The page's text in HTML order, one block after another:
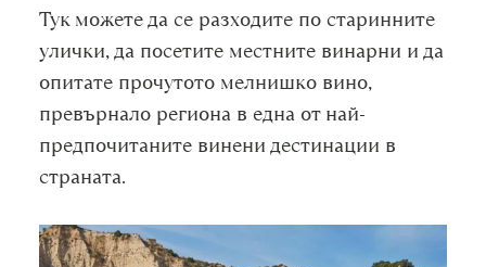
Тук можете да се разходите по старинните
улички, да посетите местните винарни и да
опитате прочутото мелнишко вино,
превърнало региона в една от най-
предпочитаните винени дестинации в
страната.